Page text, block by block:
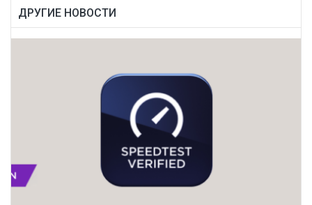
ДРУГИЕ НОВОСТИ